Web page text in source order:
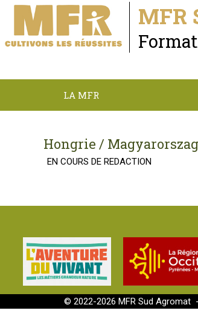
MFR
LA MFR
Hongrie / Magyarorszag
EN COURS DE REDACTION
© 2022-2026 MFR Sud Agromat